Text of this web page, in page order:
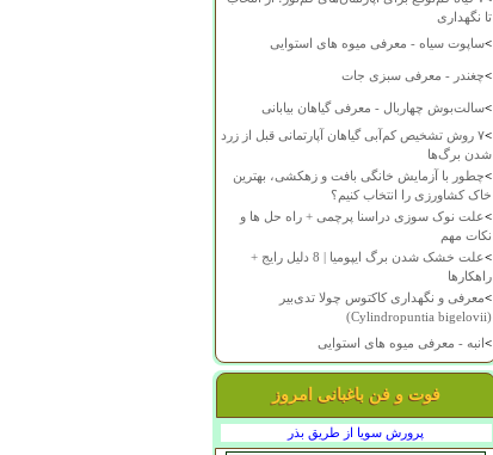
تا نگهداری
>ساپوت سیاه - معرفی میوه های استوایی
>چغندر - معرفی سبزی جات
>سالت‌بوش چهاربال - معرفی گیاهان بیابانی
>
۷ روش تشخیص کم‌آبی گیاهان آپارتمانی قبل از زرد
شدن برگ‌ها
>چطور با آزمایش خانگی بافت و زهکشی، بهترین
خاک کشاورزی را انتخاب کنیم؟
>علت نوک سوزی دراسنا پرچمی + راه حل ها و
نکات مهم
>
علت خشک شدن برگ ایپومیا | 8 دلیل رایج +
راهکارها
>معرفی و نگهداری کاکتوس چولا تدی‌بیر
(Cylindropuntia bigelovii)
>انبه - معرفی میوه های استوایی
فوت و فن باغبانی امروز
پرورش سویا از طریق بذر